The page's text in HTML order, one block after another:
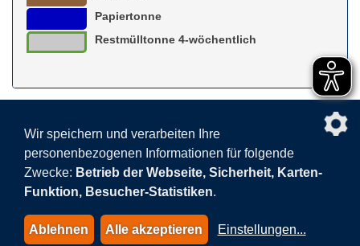
Papiertonne
Restmülltonne 4-wöchentlich
nach
Impressum
© 2015-2026 AVEA GmbH & Co. KG
Wir speichern und verarbeiten Ihre
personenbezogenen Informationen für folgende
Zwecke: Betrieb der Webseite, Sicherheit, Karten-
Funktion, Besucher-Statistiken.
Ablehnen Alle akzeptieren Einstellungen...